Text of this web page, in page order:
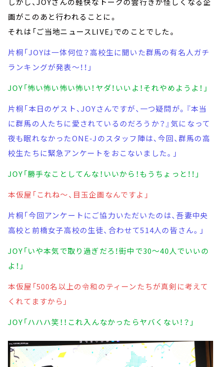
画がこのあと行われることに。
それは「ご当地ニュースLIVE」での ことでした。
片桐「JOYは一体何位？高校生に聞いた群馬の有名人ガチ
ランキングが発表～！！」
JOY「怖い怖い怖い怖い！ヤダ！いいよ！それやめようよ！」
片桐「本日のゲスト、JOYさんですが、一つ疑問が。『本当
に群馬の人たちに愛されているのだろうか？』気になって
夜も眠れなかったONE-Jのスタッフ陣は、今回、群馬の高
校生たちに緊急アンケートをおこないました。」
JOY「勝手なことしてんな！いいから！もうちょっと！！」
本仮屋「これね～、目玉企画なんですよ」
片桐「今回アンケートにご協力いただいたのは、吾妻中央
高校と前橋女子高校の生徒、合わせて514人の皆さん。」
JOY「いや本気で取り過ぎだろ！街中で30～40人でいいの
よ！」
本仮屋「500名以上の令和のティーンたちが真剣に考えて
くれてますから」
JOY「ハハハ笑！！これ入んなかったらヤバくない！？」